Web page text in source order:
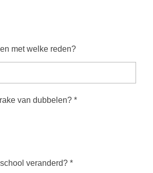
met welke reden?
van dubbelen? *
veranderd? *